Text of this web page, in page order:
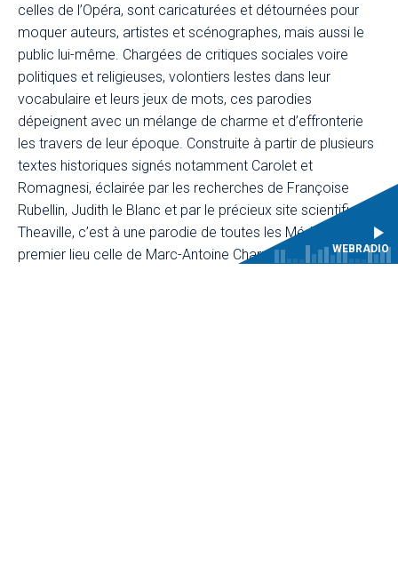
celles de l’Opéra, sont caricaturées et détournées pour
moquer auteurs, artistes et scénographes, mais aussi le
public lui-même. Chargées de critiques sociales voire
politiques et religieuses, volontiers lestes dans leur
vocabulaire et leurs jeux de mots, ces parodies
dépeignent avec un mélange de charme et d’effronterie
les travers de leur époque. Construite à partir de plusieurs
textes historiques signés notamment Carolet et
Romagnesi, éclairée par les recherches de Françoise
Rubellin, Judith le Blanc et par le précieux site scientifique
Theaville, c’est à une parodie de toutes les Médée, et en
premier lieu celle de Marc-Antoine Charpentier, que LesWEBRADIO